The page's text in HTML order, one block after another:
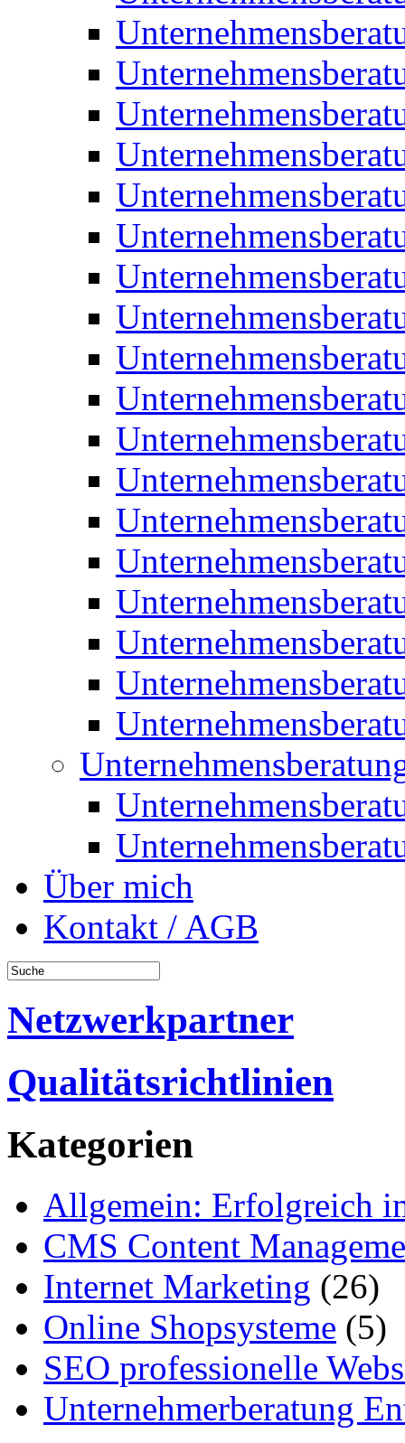
Über mich
Kontakt / AGB
Netzwerkpartner
Qualitätsrichtlinien
Kategorien
Allgemein: Erfolgreich
CMS Content
Internet Marketing (26)
Online Shopsysteme (5)
SEO professionelle
Unternehmerberatung